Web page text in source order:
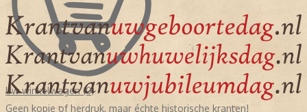
Uw winkelwagen (0)
Geen kopie of herdruk, maar échte historische kranten!